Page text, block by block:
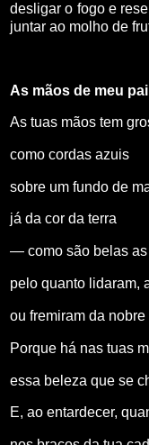
desligar o fogo e
juntar ao molho de
As mãos de meu
As tuas mãos tem
como cordas azuis
sobre um fundo de
já da cor da terra
— como são belas as
pelo quanto lidaram,
ou fremiram da
Porque há nas tuas
essa beleza que se
E, ao entardecer,